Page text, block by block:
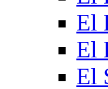
El
El
El